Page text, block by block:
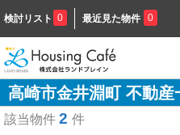
検討リスト 0 最近見た物件 0
高崎市金井淵町 不動産
該当物件 2 件